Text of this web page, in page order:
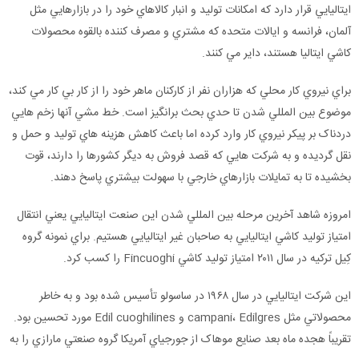
ايتاليايي قرار دارد که امکانات توليد و انبار کالاهاي خود را در بازارهايي مثل
آلمان، فرانسه و ايالات متحده که مشتري و مصرف کننده بالقوه محصولات
کاشي ايتاليا هستند، داير مي کنند.
براي نيروي کار محلي که هزاران نفر از کارکنان ماهر خود را از کار بي کار مي کند،
موضوع بين المللي شدن تا حدي بحث برانگيز است. خط مشي آنها زخم هايي
دردناک بر پيکر نيروي کار وارد کرده اما باعث کاهش هزينه هاي توليد و حمل و
نقل گرديده و به شرکت هايي که قصد فروش به ديگر کشورها را دارند، قوت
بخشيده تا به تمايلات بازارهاي خارجي با سهولت بيشتري پاسخ دهند.
امروزه شاهد آخرين مرحله بين المللي شدن اين صنعت ايتاليايي يعني انتقال
امتياز توليد کاشي ايتاليايي به صاحبان غير ايتاليايي هستيم. براي نمونه گروه
کِيل ترکيه در سال ۲۰۱۱ امتياز توليد کاشي Fincuoghi را کسب کرد.
اين شرکت ايتاليايي در سال ۱۹۶۸ در ساسولو تأسيس شده بود و به خاطر
محصولاتي مثل campani، Edilgres و Edil cuoghilines مورد تحسين بود.
تقريباً هجده ماه بعد صنايع موهاک از جورجياي آمريکا گروه صنعتي مارازي را به